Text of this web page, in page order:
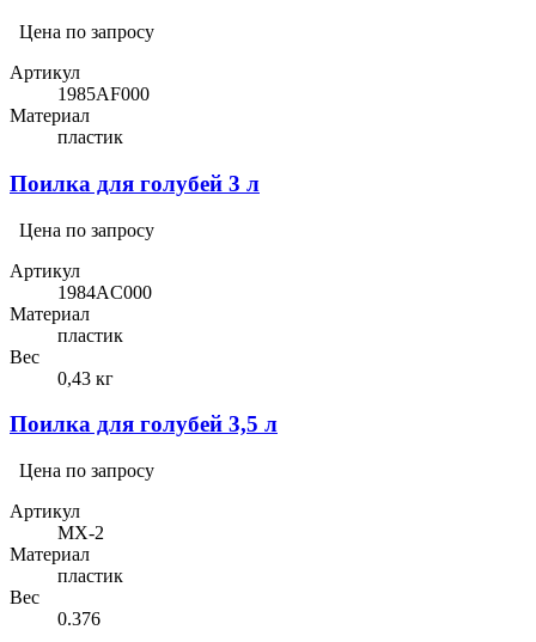
Цена по запросу
Артикул
1985AF000
Материал
пластик
Поилка для голубей 3 л
Цена по запросу
Артикул
1984AC000
Материал
пластик
Вес
0,43 кг
Поилка для голубей 3,5 л
Цена по запросу
Артикул
MX-2
Материал
пластик
Вес
0.376